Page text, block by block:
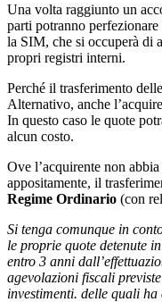
Una volta raggiunto un
parti potranno
la SIM, che si occuperà di
propri registri interni.
Perché il trasferimento
Alternativo, anche
In questo caso le quote
alcun costo.
Ove l’acquirente non
appositamente, il
Regime Ordinario (con
Si tenga comunque in
le proprie quote detenute
entro 3 anni
agevolazioni fiscali
investimenti. delle quali ha